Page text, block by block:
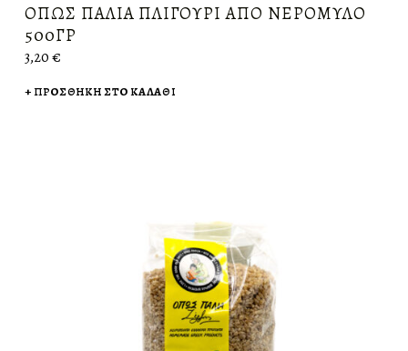
ΌΠΩΣ ΠΑΛΙΆ ΠΛΙΓΟΎΡΙ ΑΠΌ ΝΕΡΌΜΥΛΟ
500ΓΡ
3,20€
ΠΡΟΣΘΉΚΗ ΣΤΟ ΚΑΛΆΘΙ